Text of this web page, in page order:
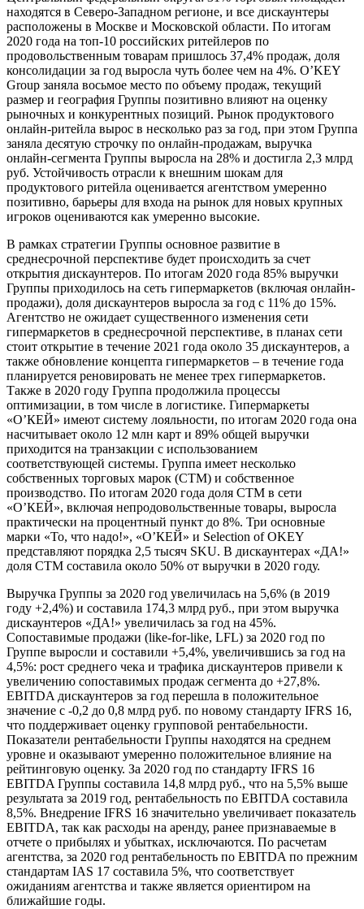
находятся в Северо-Западном регионе, и все дискаунтеры
расположены в Москве и Московской области. По итогам
2020 года на топ-10 российских ритейлеров по
продовольственным товарам пришлось 37,4% продаж, доля
консолидации за год выросла чуть более чем на 4%. O’KEY
Group заняла восьмое место по объему продаж, текущий
размер и география Группы позитивно влияют на оценку
рыночных и конкурентных позиций. Рынок продуктового
онлайн-ритейла вырос в несколько раз за год, при этом Группа
заняла десятую строчку по онлайн-продажам, выручка
онлайн-сегмента Группы выросла на 28% и достигла 2,3 млрд
руб. Устойчивость отрасли к внешним шокам для
продуктового ритейла оценивается агентством умеренно
позитивно, барьеры для входа на рынок для новых крупных
игроков оцениваются как умеренно высокие.
В рамках стратегии Группы основное развитие в
среднесрочной перспективе будет происходить за счет
открытия дискаунтеров. По итогам 2020 года 85% выручки
Группы приходилось на сеть гипермаркетов (включая онлайн-
продажи), доля дискаунтеров выросла за год с 11% до 15%.
Агентство не ожидает существенного изменения сети
гипермаркетов в среднесрочной перспективе, в планах сети
стоит открытие в течение 2021 года около 35 дискаунтеров, а
также обновление концепта гипермаркетов – в течение года
планируется реновировать не менее трех гипермаркетов.
Также в 2020 году Группа продолжила процессы
оптимизации, в том числе в логистике. Гипермаркеты
«О’КЕЙ» имеют систему лояльности, по итогам 2020 года она
насчитывает около 12 млн карт и 89% общей выручки
приходится на транзакции с использованием
соответствующей системы. Группа имеет несколько
собственных торговых марок (СТМ) и собственное
производство. По итогам 2020 года доля СТМ в сети
«О’КЕЙ», включая непродовольственные товары, выросла
практически на процентный пункт до 8%. Три основные
марки «То, что надо!», «О’КЕЙ» и Selection of OKEY
представляют порядка 2,5 тысяч SKU. В дискаунтерах «ДА!»
доля СТМ составила около 50% от выручки в 2020 году.
Выручка Группы за 2020 год увеличилась на 5,6% (в 2019
году +2,4%) и составила 174,3 млрд руб., при этом выручка
дискаунтеров «ДА!» увеличилась за год на 45%.
Сопоставимые продажи (like-for-like, LFL) за 2020 год по
Группе выросли и составили +5,4%, увеличившись за год на
4,5%: рост среднего чека и трафика дискаунтеров привели к
увеличению сопоставимых продаж сегмента до +27,8%.
EBITDA дискаунтеров за год перешла в положительное
значение с -0,2 до 0,8 млрд руб. по новому стандарту IFRS 16,
что поддерживает оценку групповой рентабельности.
Показатели рентабельности Группы находятся на среднем
уровне и оказывают умеренно положительное влияние на
рейтинговую оценку. За 2020 год по стандарту IFRS 16
EBITDA Группы составила 14,8 млрд руб., что на 5,5% выше
результата за 2019 год, рентабельность по EBITDA составила
8,5%. Внедрение IFRS 16 значительно увеличивает показатель
EBITDA, так как расходы на аренду, ранее признаваемые в
отчете о прибылях и убытках, исключаются. По расчетам
агентства, за 2020 год рентабельность по EBITDA по прежним
стандартам IAS 17 составила 5%, что соответствует
ожиданиям агентства и также является ориентиром на
ближайшие годы.